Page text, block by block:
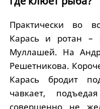
Практически во
Карась и ротан –
Муллашей. На
Решетникова.
Карась бродит
чавкает,